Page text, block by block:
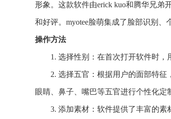
形象。这款软件由erick kuo和腾华兄弟
和好评。myotee脸萌集成了脸部识别、
操作方法
1. 选择性别：在首次打开软件时，
2. 选择五官：根据用户的面部特
眼睛、鼻子、嘴巴等五官进行个性化定
3. 添加素材：软件提供了丰富的素